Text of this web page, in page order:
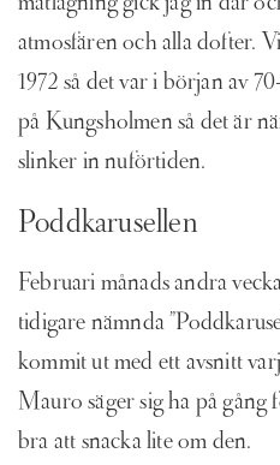
atmosfären och alla dofter.
1972 så det var i början av
på Kungsholmen så det är
slinker in nuförtiden.
Poddkarusellen
Februari månads andra
tidigare nämnda
kommit ut med ett avsnitt
Mauro säger sig ha på gång
bra att snacka lite om den.